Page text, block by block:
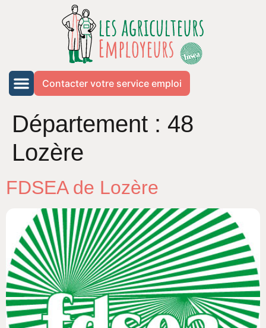
Contacter votre service emploi
Département : 48
Lozère
FDSEA de Lozère